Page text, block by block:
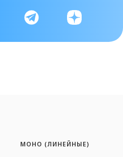
МОНО (ЛИНЕЙНЫЕ)